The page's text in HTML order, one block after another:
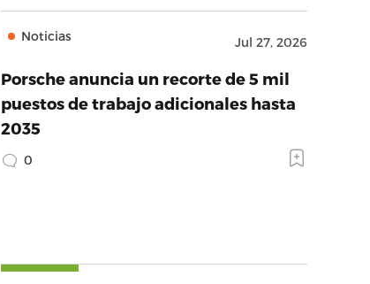
Noticias Jul 27, 2026
Porsche anuncia un recorte de 5 mil
puestos de trabajo adicionales hasta
2035
0